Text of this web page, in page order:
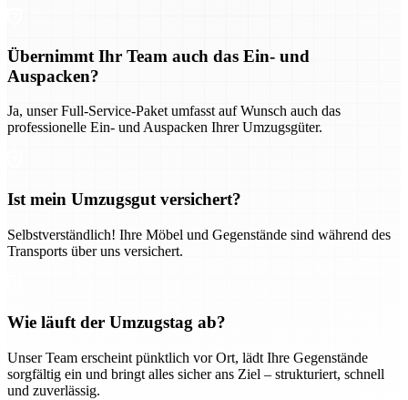
Übernimmt Ihr Team auch das Ein- und
Auspacken?
Ja, unser Full-Service-Paket umfasst auf Wunsch auch das
professionelle Ein- und Auspacken Ihrer Umzugsgüter.
Ist mein Umzugsgut versichert?
Selbstverständlich! Ihre Möbel und Gegenstände sind während des
Transports über uns versichert.
Wie läuft der Umzugstag ab?
Unser Team erscheint pünktlich vor Ort, lädt Ihre Gegenstände
sorgfältig ein und bringt alles sicher ans Ziel – strukturiert, schnell
und zuverlässig.